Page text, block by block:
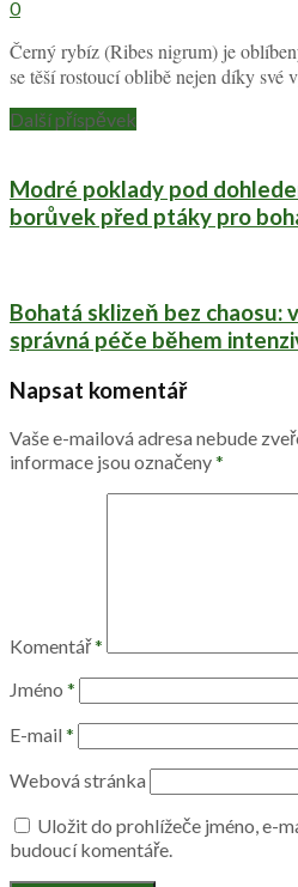
0
Černý rybíz (Ribes nigrum) je
se těší rostoucí oblibě nejen díky své
Další příspěvek
Modré poklady pod
borůvek před ptáky pro
Bohatá sklizeň bez chaosu:
správná péče během
Napsat komentář
Vaše e-mailová adresa nebude
informace jsou označeny*
Komentář*
Jméno *
E-mail *
Webová stránka
Uložit do prohlížeče jméno, e-
budoucí komentáře.